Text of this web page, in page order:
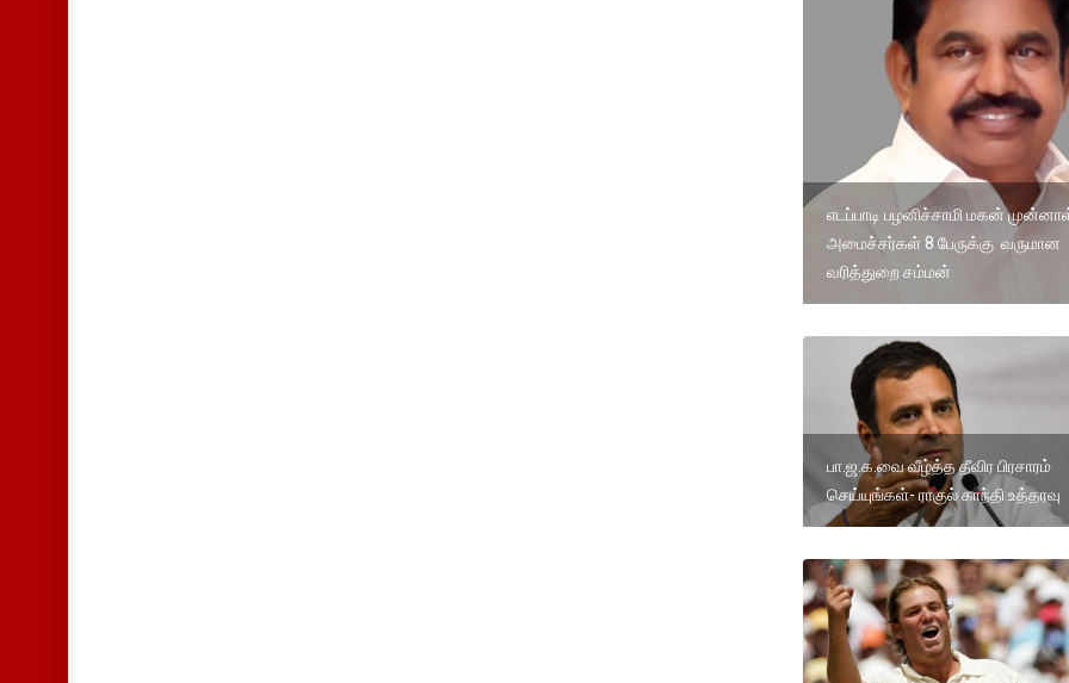
எடப்பாடி பழனிச்சாமி மகன்
அமைச்சர்கள் 8 பேருக்கு வருமான
வரித்துறை சம்மன்
பா.ஜ.க.வை வீழ்த்த தீவிர பிரசாரம்
செய்யுங்கள்- ராகுல் காந்தி உத்தரவு